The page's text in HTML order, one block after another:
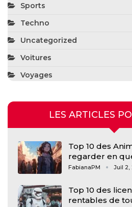
Sports
Techno
Uncategorized
Voitures
Voyages
LES ARTICLES
Top 10 des
regarder en
FabianaPM Juil 2,
Top 10 des
rentables de